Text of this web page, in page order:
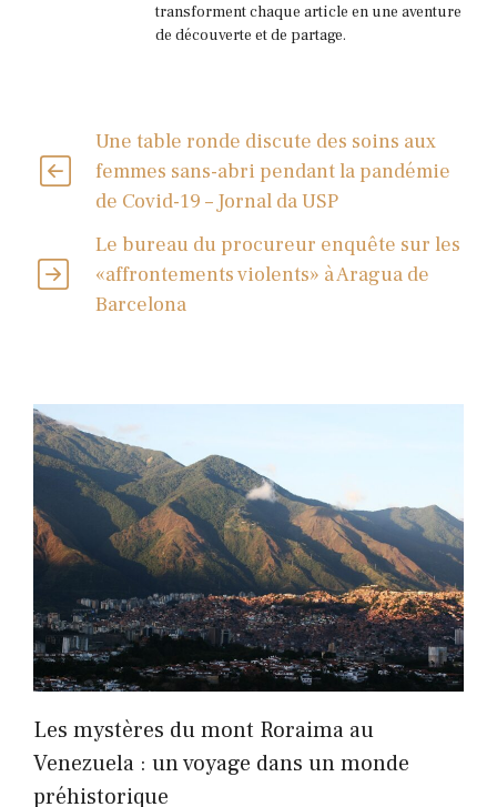
transforment chaque article en une aventure
de découverte et de partage.
Une table ronde discute des soins aux
femmes sans-abri pendant la pandémie
de Covid-19 – Jornal da USP
Le bureau du procureur enquête sur les
«affrontements violents» à Aragua de
Barcelona
Les mystères du mont Roraima au
Venezuela : un voyage dans un monde
préhistorique